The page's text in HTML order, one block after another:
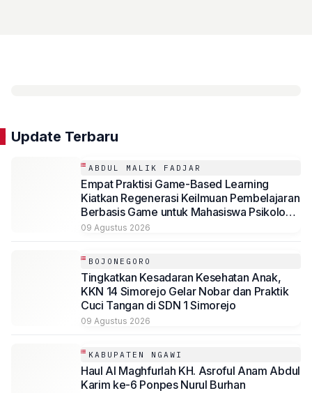
Update Terbaru
ABDUL MALIK FADJAR
Empat Praktisi Game-Based Learning
Kiatkan Regenerasi Keilmuan Pembelajaran
Berbasis Game untuk Mahasiswa Psikologi
Universitas Muhammadiyah Malang
09 Agustus 2026
BOJONEGORO
Tingkatkan Kesadaran Kesehatan Anak,
KKN 14 Simorejo Gelar Nobar dan Praktik
Cuci Tangan di SDN 1 Simorejo
09 Agustus 2026
KABUPATEN NGAWI
Haul Al Maghfurlah KH. Asroful Anam Abdul
Karim ke-6 Ponpes Nurul Burhan